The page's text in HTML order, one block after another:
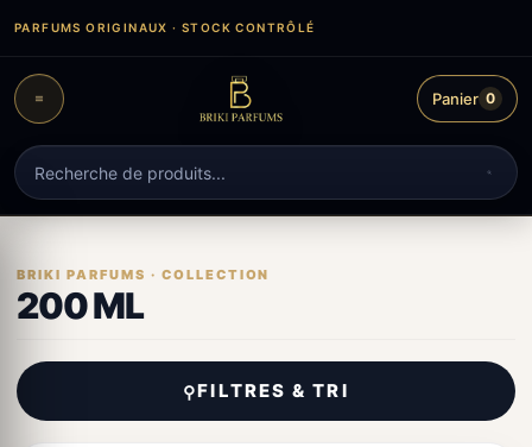
contenu
PARFUMS ORIGINAUX · STOCK CONTRÔLÉ
Recherche
de
produits
Panier 0
200 ML
⚲FILTRES & TRI